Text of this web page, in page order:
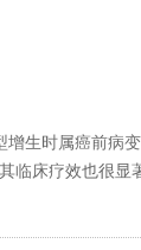
生时属癌前病
床疗效也很显著